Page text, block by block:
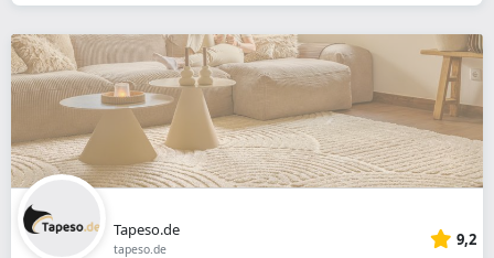
Tapeso.de
tapeso.de 9,2